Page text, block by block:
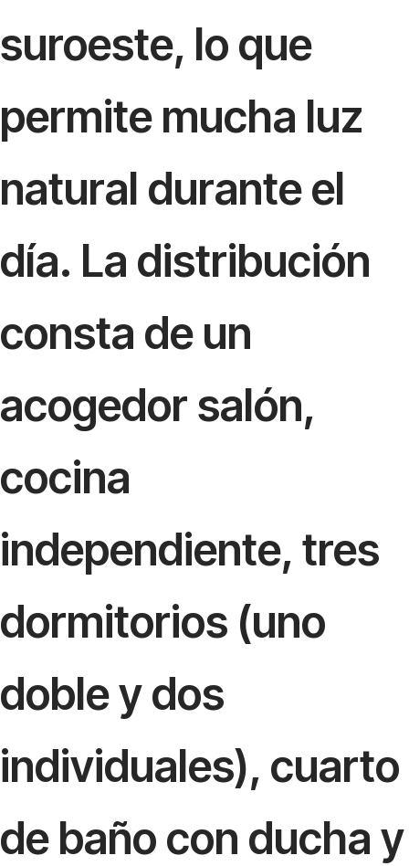
suroeste, lo que
permite mucha luz
natural durante el
día. La distribución
consta de un
acogedor salón,
cocina
independiente, tres
dormitorios (uno
doble y dos
individuales), cuarto
de baño con ducha y